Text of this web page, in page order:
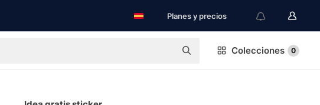
Planes y precios
Colecciones 0